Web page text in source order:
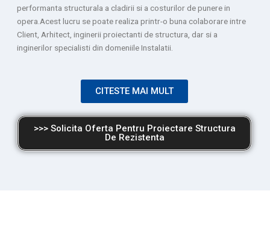
performanta structurala a cladirii si a costurilor de punere in
opera.Acest lucru se poate realiza printr-o buna colaborare intre
Client, Arhitect, inginerii proiectanti de structura, dar si a
inginerilor specialisti din domeniile Instalatii.
CITESTE MAI MULT
>>> Solicita Oferta Pentru Proiectare Structura
De Rezistenta